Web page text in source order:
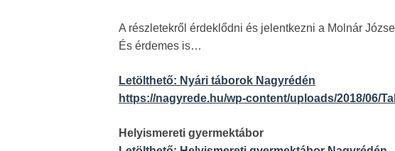
A részletekről érdeklődni és jelentkezni a Molnár
És érdemes is…
Letölthető: Nyári táborok Nagyrédén
https://nagyrede.hu/wp-content/uploads/2018/06/
Helyismereti gyermektábor